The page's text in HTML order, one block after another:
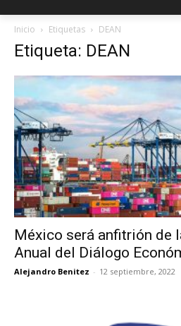
Inicio Etiquetas DEAN
Etiqueta: DEAN
México será anfitrión de
Anual del Diálogo
Alejandro Benitez - 12 septiembre, 2022